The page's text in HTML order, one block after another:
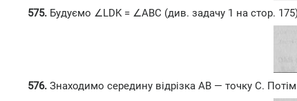
575. Будуємо ∠LDK = ∠ABC (див. задачу 1 на стор.
576. Знаходимо середину відрізка АВ — точку С.